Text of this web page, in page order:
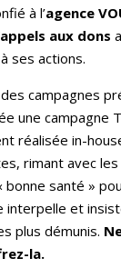
à l’agence
aux dons
ses actions.
campagnes
une campagne
réalisée in-
rimant avec
santé »
interpelle et
plus démunis.
la.